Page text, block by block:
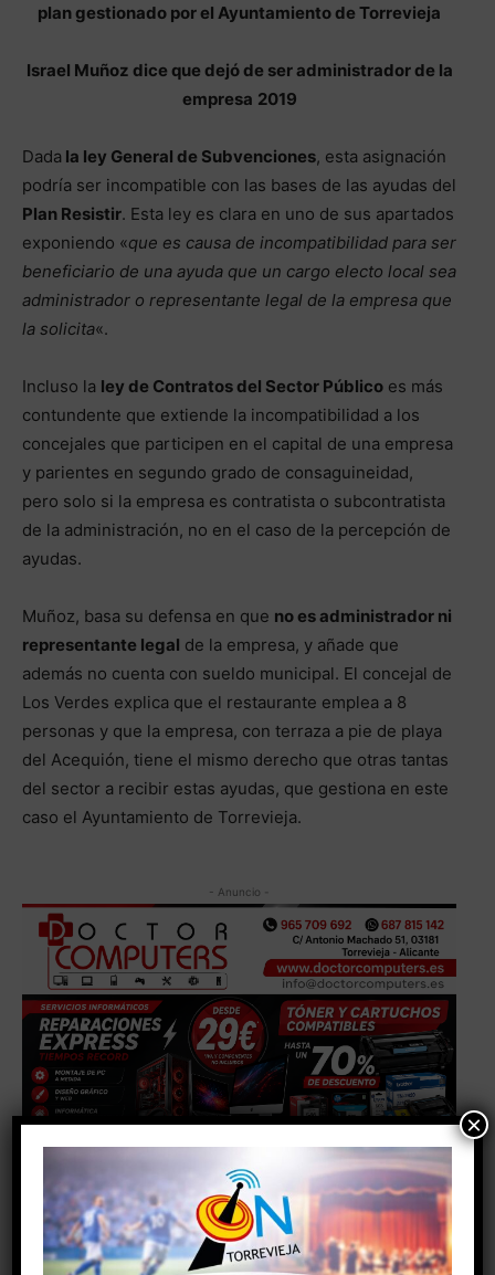
plan gestionado por el Ayuntamiento de Torrevieja
Israel Muñoz dice que dejó de ser administrador de la
empresa 2019
Dada la ley General de Subvenciones, esta asignación
podría ser incompatible con las bases de las ayudas del
Plan Resistir. Esta ley es clara en uno de sus apartados
exponiendo «que es causa de incompatibilidad para ser
beneficiario de una ayuda que un cargo electo local sea
administrador o representante legal de la empresa que
la solicita«.
Incluso la ley de Contratos del Sector Público es más
contundente que extiende la incompatibilidad a los
concejales que participen en el capital de una empresa
y parientes en segundo grado de consaguineidad,
pero solo si la empresa es contratista o subcontratista
de la administración, no en el caso de la percepción de
ayudas.
Muñoz, basa su defensa en que no es administrador ni
representante legal de la empresa, y añade que
además no cuenta con sueldo municipal. El concejal de
Los Verdes explica que el restaurante emplea a 8
personas y que la empresa, con terraza a pie de playa
del Acequión, tiene el mismo derecho que otras tantas
del sector a recibir estas ayudas, que gestiona en este
caso el Ayuntamiento de Torrevieja.
- Anuncio -
×